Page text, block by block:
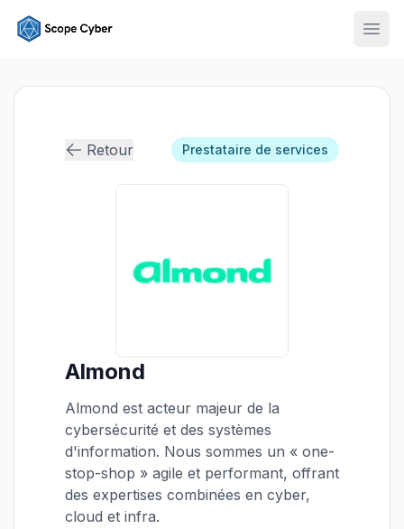
Retour Prestataire de services
Almond
Almond est acteur majeur de la
cybersécurité et des systèmes
d'information. Nous sommes un « one-
stop-shop » agile et performant, offrant
des expertises combinées en cyber,
cloud et infra.